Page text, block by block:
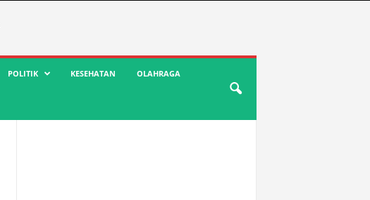
POLITIK KESEHATAN OLAHRAGA